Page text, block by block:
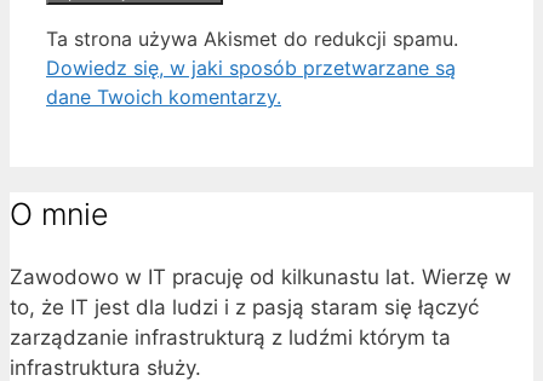
Ta strona używa Akismet do redukcji spamu.
Dowiedz się, w jaki sposób przetwarzane są
dane Twoich komentarzy.
O mnie
Zawodowo w IT pracuję od kilkunastu lat. Wierzę w
to, że IT jest dla ludzi i z pasją staram się łączyć
zarządzanie infrastrukturą z ludźmi którym ta
infrastruktura służy.